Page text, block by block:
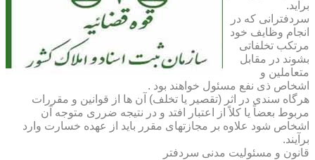
برآید.
سردفترانی که در
انجام وظایف خود
مرتکب تخلفاتی
بشوند در مقابل
متعاملین و
اشخاص ذی نفع مسئول خواهند بود .
هرگاه سندی در اثر (تقصیر یا تخلف) آن ها از قوانین و مقررات
مربوط بعضاً یا کلاً از اعتبار افتد و در نتیجه ضرری متوجه آن
اشخاص شود علاوه بر مجازتهای مقرر باید از عهده خسارت وارد
برآیند.
قانون و مسئولیت مدنی سردفتر